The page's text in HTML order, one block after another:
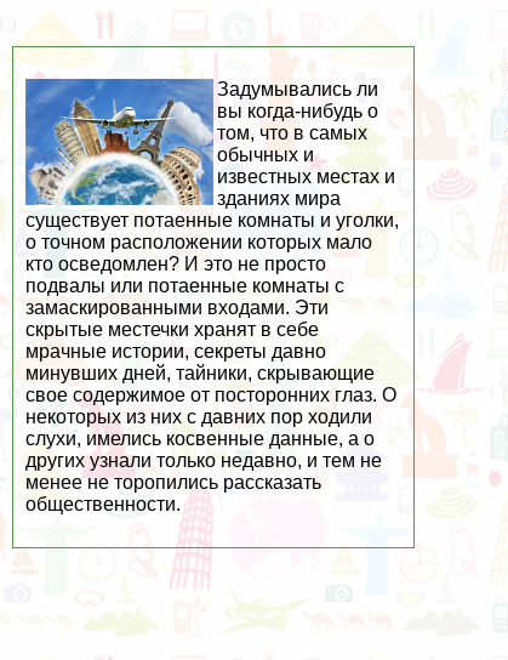
Задумывались ли
вы когда-нибудь о
том, что в самых
обычных и
известных местах и
зданиях мира
существует потаенные комнаты и уголки,
о точном расположении которых мало
кто осведомлен? И это не просто
подвалы или потаенные комнаты с
замаскированными входами. Эти
скрытые местечки хранят в себе
мрачные истории, секреты давно
минувших дней, тайники, скрывающие
свое содержимое от посторонних глаз. О
некоторых из них с давних пор ходили
слухи, имелись косвенные данные, а о
других узнали только недавно, и тем не
менее не торопились рассказать
общественности.